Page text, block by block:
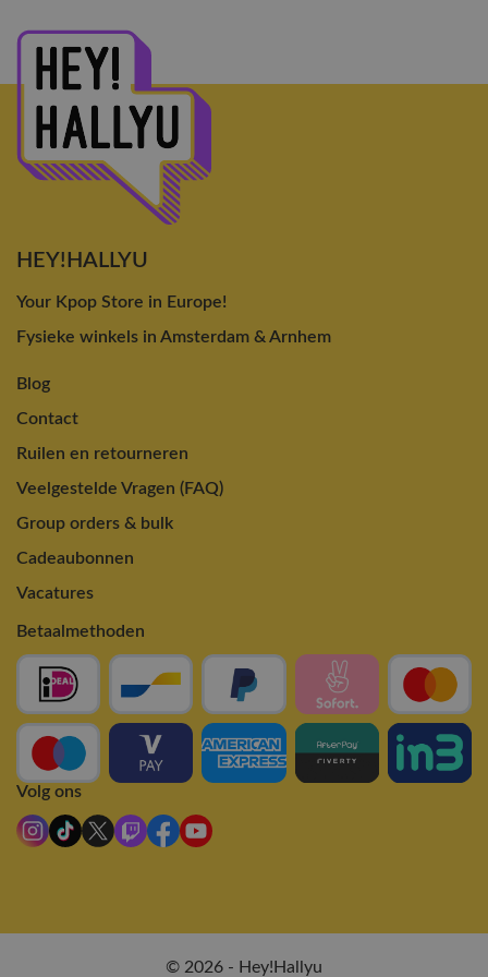
HEY!HALLYU
Your Kpop Store in Europe!
Fysieke winkels in Amsterdam & Arnhem
Blog
Contact
Ruilen en retourneren
Veelgestelde Vragen (FAQ)
Group orders & bulk
Cadeaubonnen
Vacatures
Betaalmethoden
Volg ons
© 2026 - Hey!Hallyu